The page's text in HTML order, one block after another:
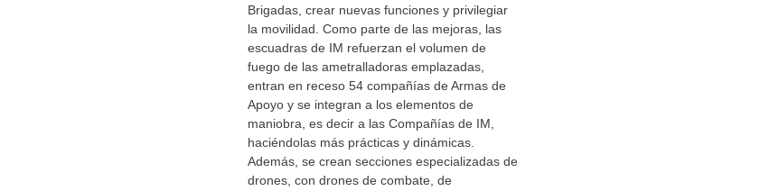
Brigadas, crear nuevas funciones y privilegiar
la movilidad. Como parte de las mejoras, las
escuadras de IM refuerzan el volumen de
fuego de las ametralladoras emplazadas,
entran en receso 54 compañías de Armas de
Apoyo y se integran a los elementos de
maniobra, es decir a las Compañías de IM,
haciéndolas más prácticas y dinámicas.
Además, se crean secciones especializadas de
drones, con drones de combate, de